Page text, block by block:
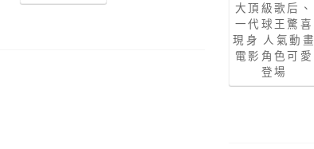
大頂級歌后、
一代球王驚喜
現身 人氣動畫
電影角色可愛
登場